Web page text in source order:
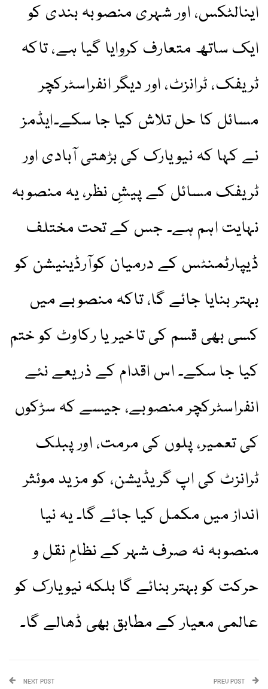
اینالٹکس، اور شہری منصوبہ بندی کو
ایک ساتھ متعارف کروایا گیا ہے، تاکہ
ٹریفک، ٹرانزٹ، اور دیگر انفراسٹرکچر
مسائل کا حل تلاش کیا جا سکے۔ایڈمز
نے کہا کہ نیویارک کی بڑھتی آبادی اور
ٹریفک مسائل کے پیشِ نظر، یہ منصوبہ
نہایت اہم ہے۔ جس کے تحت مختلف
ڈیپارٹمنٹس کے درمیان کوآرڈینیشن کو
بہتر بنایا جائے گا، تاکہ منصوبے میں
کسی بھی قسم کی تاخیر یا رکاوٹ کو ختم
کیا جا سکے۔ اس اقدام کے ذریعے نئے
انفراسٹرکچر منصوبے، جیسے کہ سڑکوں
کی تعمیر، پلوں کی مرمت، اور پبلک
ٹرانزٹ کی اپ گریڈیشن، کو مزید موئثر
انداز میں مکمل کیا جائے گا۔ یہ نیا
منصوبہ نہ صرف شہر کے نظامِ نقل و
حرکت کو بہتر بنائے گا بلکہ نیویارک کو
عالمی معیار کے مطابق بھی ڈھالے گا۔
NEXT POST